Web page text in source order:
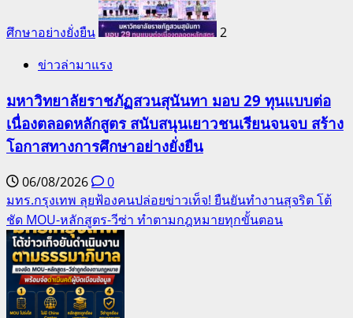
ศึกษาอย่างยั่งยืน
2
ข่าวล่ามาแรง
มหาวิทยาลัยราชภัฏสวนสุนันทา มอบ 29 ทุนแบบต่อ
เนื่องตลอดหลักสูตร สนับสนุนเยาวชนเรียนจนจบ สร้าง
โอกาสทางการศึกษาอย่างยั่งยืน
06/08/2026
0
มทร.กรุงเทพ ลุยฟ้องคนปล่อยข่าวเท็จ! ยืนยันทำงานสุจริต โต้
ชัด MOU-หลักสูตร-วีซ่า ทำตามกฎหมายทุกขั้นตอน